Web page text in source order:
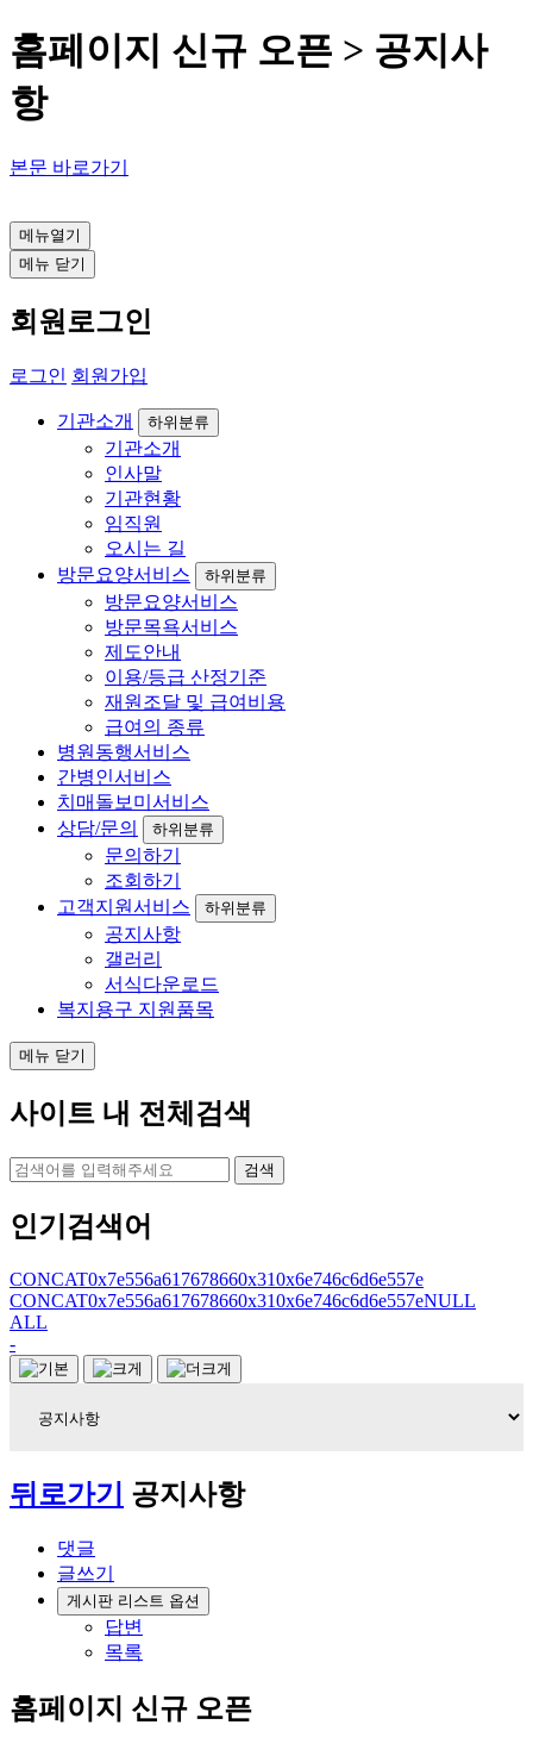
홈페이지 신규 오픈 > 공지사
항
본문 바로가기
메뉴열기
메뉴 닫기
회원로그인
로그인 회원가입
기관소개 하위분류
기관소개
인사말
기관현황
임직원
오시는 길
방문요양서비스
하위분류
방문요양서비스
방문목욕서비스
제도안내
이용/등급 산정기준
재원조달 및 급여비용
급여의 종류
병원동행서비스
간병인서비스
치매돌보미서비스
상담/문의
하위분류
문의하기
조회하기
고객지원서비스
하위분류
공지사항
갤러리
서식다운로드
복지용구 지원품목
메뉴 닫기
사이트 내 전체검색
검색
인기검색어
CONCAT0x7e556a617678660x310x6e746c6d6e557e
CONCAT0x7e556a617678660x310x6e746c6d6e557eNULL
ALL
-
뒤로가기 공지사항
댓글
글쓰기
게시판 리스트 옵션
답변
목록
홈페이지 신규 오픈